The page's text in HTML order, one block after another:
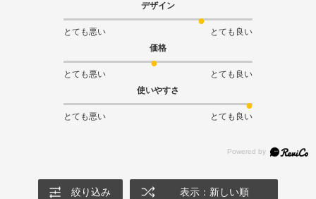
デザイン
とても悪い
とても良い
価格
とても悪い
とても良い
使いやすさ
とても悪い とても良い
絞り込み 表示：新しい順